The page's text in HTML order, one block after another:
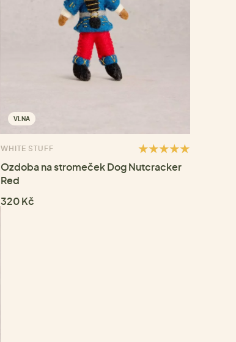
VLNA
WHITE STUFF
Ozdoba na stromeček Dog Nutcracker
Red
320 Kč